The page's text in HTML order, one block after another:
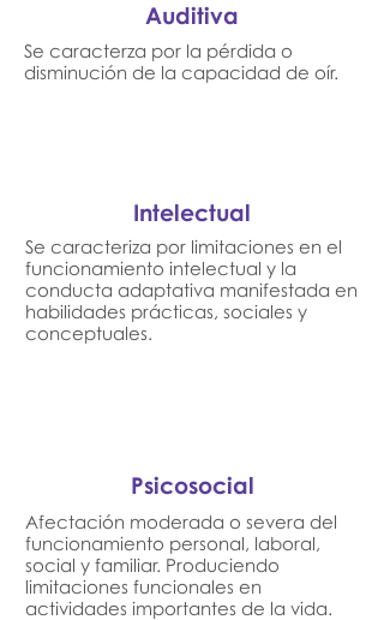
Auditiva
Se caracterza por la pérdida o
disminución de la capacidad de oír.
Intelectual
Se caracteriza por limitaciones en el
funcionamiento intelectual y la
conducta adaptativa manifestada en
habilidades prácticas, sociales y
conceptuales.
Psicosocial
Afectación moderada o severa del
funcionamiento personal, laboral,
social y familiar. Produciendo
limitaciones funcionales en
actividades importantes de la vida.